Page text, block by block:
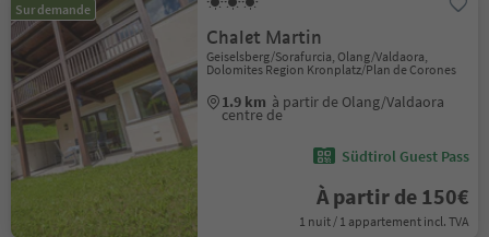
Sur demande
Chalet Martin
Geiselsberg/Sorafurcia, Olang/Valdaora,
Dolomites Region Kronplatz/Plan de Corones
1.9 km à partir de Olang/Valdaora
centre de
Südtirol Guest Pass
À partir de 150€
1 nuit / 1 appartement incl. TVA